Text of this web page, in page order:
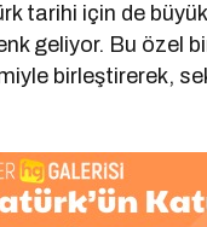
tarihi için de
geliyor. Bu özel
birleştirerek,